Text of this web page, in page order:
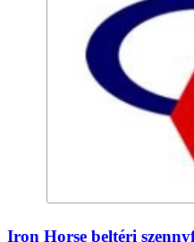
Iron Horse beltéri